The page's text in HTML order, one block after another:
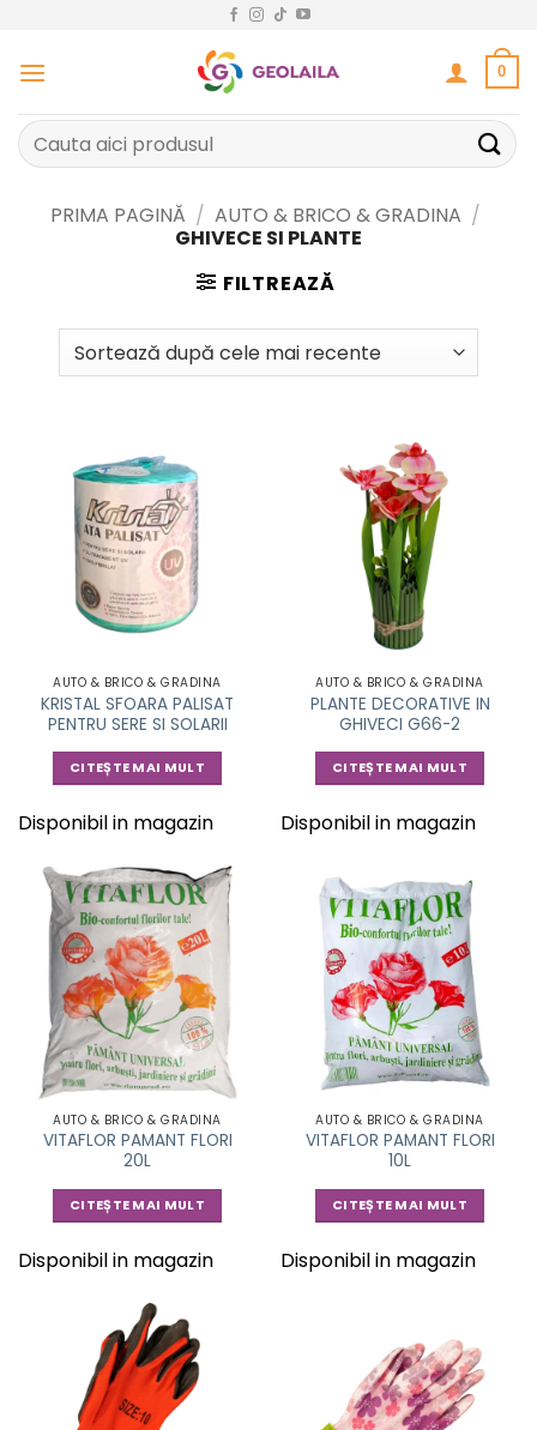
conținut
0
Caută
după:
PRIMA PAGINĂ / AUTO & BRICO & GRADINA /
GHIVECE SI PLANTE
FILTREAZĂ
AUTO & BRICO & GRADINA
KRISTAL SFOARA PALISAT
PENTRU SERE SI SOLARII
CITEȘTE MAI MULT
Disponibil in magazin
AUTO & BRICO & GRADINA
PLANTE DECORATIVE IN
GHIVECI G66-2
CITEȘTE MAI MULT
Disponibil in magazin
AUTO & BRICO & GRADINA
VITAFLOR PAMANT FLORI
20L
CITEȘTE MAI MULT
Disponibil in magazin
AUTO & BRICO & GRADINA
VITAFLOR PAMANT FLORI
10L
CITEȘTE MAI MULT
Disponibil in magazin